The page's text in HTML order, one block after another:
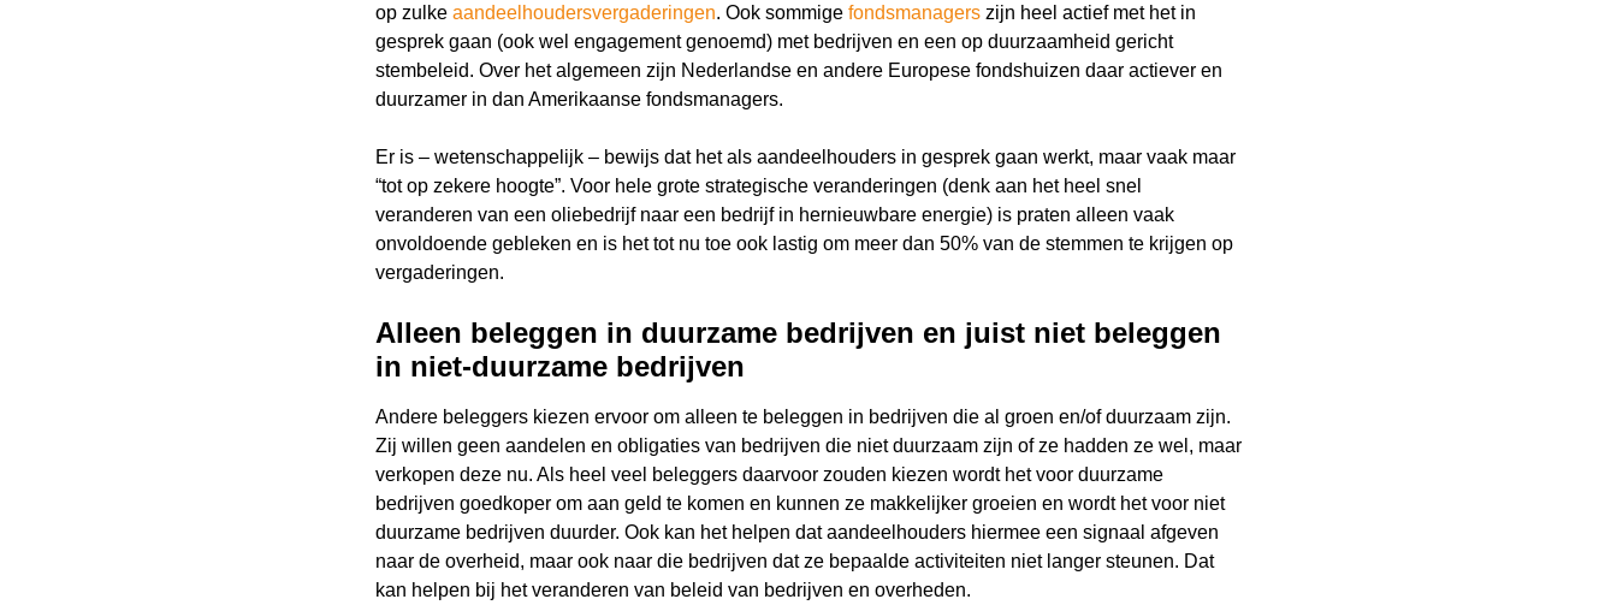
op zulke aandeelhoudersvergaderingen. Ook sommige fondsmanagers zijn heel actief met het in
gesprek gaan (ook wel engagement genoemd) met bedrijven en een op duurzaamheid gericht
stembeleid. Over het algemeen zijn Nederlandse en andere Europese fondshuizen daar actiever en
duurzamer in dan Amerikaanse fondsmanagers.
Er is – wetenschappelijk – bewijs dat het als aandeelhouders in gesprek gaan werkt, maar vaak maar
“tot op zekere hoogte”. Voor hele grote strategische veranderingen (denk aan het heel snel
veranderen van een oliebedrijf naar een bedrijf in hernieuwbare energie) is praten alleen vaak
onvoldoende gebleken en is het tot nu toe ook lastig om meer dan 50% van de stemmen te krijgen op
vergaderingen.
Alleen beleggen in duurzame bedrijven en juist niet beleggen
in niet-duurzame bedrijven
Andere beleggers kiezen ervoor om alleen te beleggen in bedrijven die al groen en/of duurzaam zijn.
Zij willen geen aandelen en obligaties van bedrijven die niet duurzaam zijn of ze hadden ze wel, maar
verkopen deze nu. Als heel veel beleggers daarvoor zouden kiezen wordt het voor duurzame
bedrijven goedkoper om aan geld te komen en kunnen ze makkelijker groeien en wordt het voor niet
duurzame bedrijven duurder. Ook kan het helpen dat aandeelhouders hiermee een signaal afgeven
naar de overheid, maar ook naar die bedrijven dat ze bepaalde activiteiten niet langer steunen. Dat
kan helpen bij het veranderen van beleid van bedrijven en overheden.